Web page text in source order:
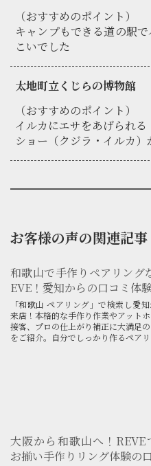
（おすすめのポイント）
キャンプもできる道の駅
こいでした
太地町立くじらの博物館
（おすすめのポイント）
イルカにエサをあげられる
ショー（クジラ・イルカ）
お客様の声の関連記事
和歌山で手作りペアリング
EVE！愛知からの口コミ体
「和歌山 ペアリング」で検索し愛
来店！本格的な手作り作業やアット
接客、プロの仕上がり補正に大満足の
をご紹介。自分でしっかり作るペア
大阪から和歌山へ！REVE
お揃い手作りリング体験の